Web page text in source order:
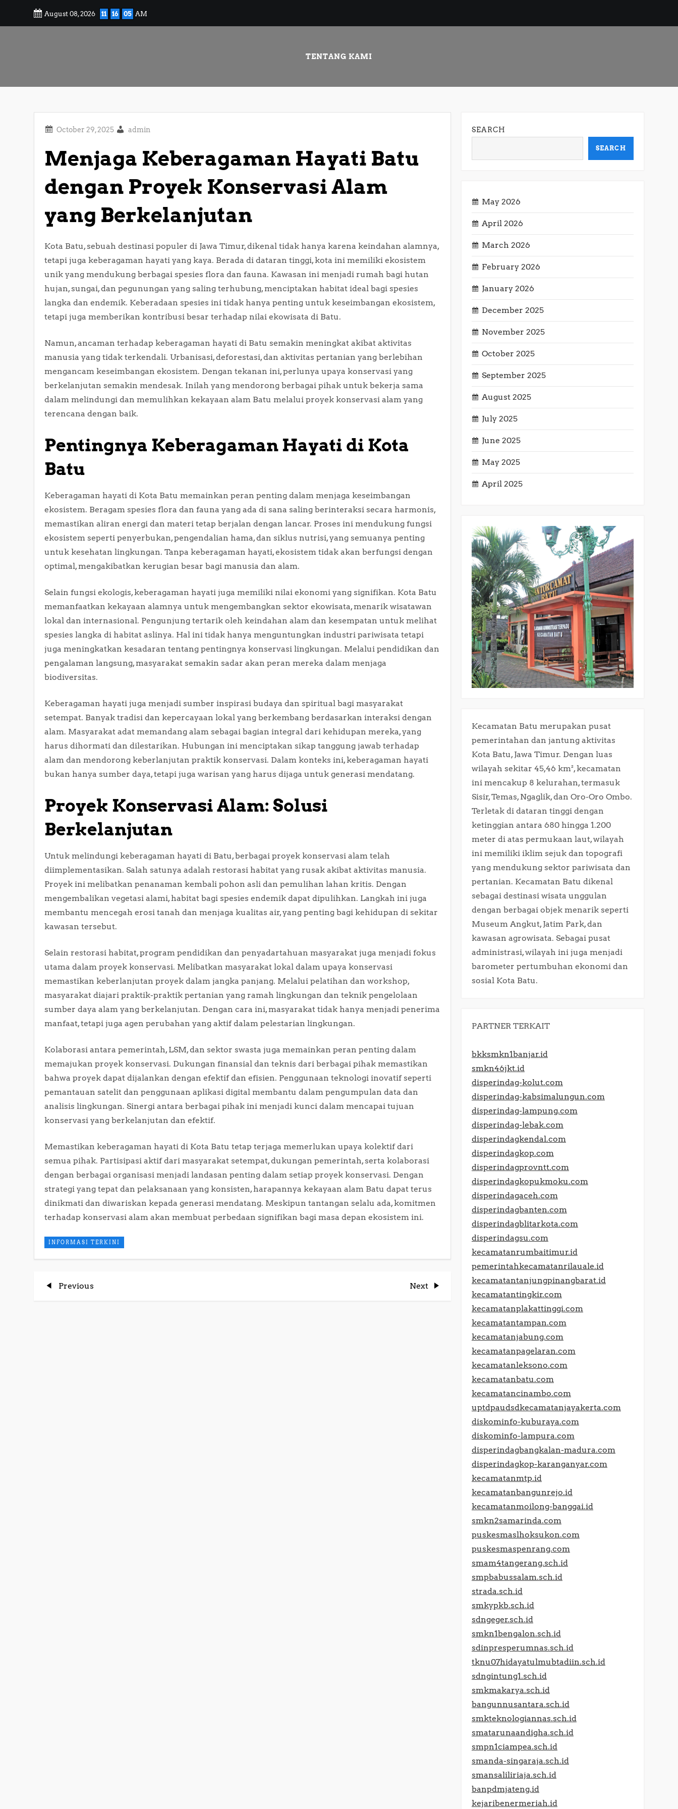
August 08, 2026 11 16 06 AM
TENTANG KAMI
admin
Menjaga Keberagaman Hayati Batu
dengan Proyek Konservasi Alam
yang Berkelanjutan
Kota Batu, sebuah destinasi populer di Jawa Timur, dikenal tidak hanya karena keindahan alamnya,
tetapi juga keberagaman hayati yang kaya. Berada di dataran tinggi, kota ini memiliki ekosistem
unik yang mendukung berbagai spesies flora dan fauna. Kawasan ini menjadi rumah bagi hutan
hujan, sungai, dan pegunungan yang saling terhubung, menciptakan habitat ideal bagi spesies
langka dan endemik. Keberadaan spesies ini tidak hanya penting untuk keseimbangan ekosistem,
tetapi juga memberikan kontribusi besar terhadap nilai ekowisata di Batu.
Namun, ancaman terhadap keberagaman hayati di Batu semakin meningkat akibat aktivitas
manusia yang tidak terkendali. Urbanisasi, deforestasi, dan aktivitas pertanian yang berlebihan
mengancam keseimbangan ekosistem. Dengan tekanan ini, perlunya upaya konservasi yang
berkelanjutan semakin mendesak. Inilah yang mendorong berbagai pihak untuk bekerja sama
dalam melindungi dan memulihkan kekayaan alam Batu melalui proyek konservasi alam yang
terencana dengan baik.
Pentingnya Keberagaman Hayati di Kota
Batu
Keberagaman hayati di Kota Batu memainkan peran penting dalam menjaga keseimbangan
ekosistem. Beragam spesies flora dan fauna yang ada di sana saling berinteraksi secara harmonis,
memastikan aliran energi dan materi tetap berjalan dengan lancar. Proses ini mendukung fungsi
ekosistem seperti penyerbukan, pengendalian hama, dan siklus nutrisi, yang semuanya penting
untuk kesehatan lingkungan. Tanpa keberagaman hayati, ekosistem tidak akan berfungsi dengan
optimal, mengakibatkan kerugian besar bagi manusia dan alam.
Selain fungsi ekologis, keberagaman hayati juga memiliki nilai ekonomi yang signifikan. Kota Batu
memanfaatkan kekayaan alamnya untuk mengembangkan sektor ekowisata, menarik wisatawan
lokal dan internasional. Pengunjung tertarik oleh keindahan alam dan kesempatan untuk melihat
spesies langka di habitat aslinya. Hal ini tidak hanya menguntungkan industri pariwisata tetapi
juga meningkatkan kesadaran tentang pentingnya konservasi lingkungan. Melalui pendidikan dan
pengalaman langsung, masyarakat semakin sadar akan peran mereka dalam menjaga
biodiversitas.
Keberagaman hayati juga menjadi sumber inspirasi budaya dan spiritual bagi masyarakat
setempat. Banyak tradisi dan kepercayaan lokal yang berkembang berdasarkan interaksi dengan
alam. Masyarakat adat memandang alam sebagai bagian integral dari kehidupan mereka, yang
harus dihormati dan dilestarikan. Hubungan ini menciptakan sikap tanggung jawab terhadap
alam dan mendorong keberlanjutan praktik konservasi. Dalam konteks ini, keberagaman hayati
bukan hanya sumber daya, tetapi juga warisan yang harus dijaga untuk generasi mendatang.
Proyek Konservasi Alam: Solusi
Berkelanjutan
Untuk melindungi keberagaman hayati di Batu, berbagai proyek konservasi alam telah
diimplementasikan. Salah satunya adalah restorasi habitat yang rusak akibat aktivitas manusia.
Proyek ini melibatkan penanaman kembali pohon asli dan pemulihan lahan kritis. Dengan
mengembalikan vegetasi alami, habitat bagi spesies endemik dapat dipulihkan. Langkah ini juga
membantu mencegah erosi tanah dan menjaga kualitas air, yang penting bagi kehidupan di sekitar
kawasan tersebut.
Selain restorasi habitat, program pendidikan dan penyadartahuan masyarakat juga menjadi fokus
utama dalam proyek konservasi. Melibatkan masyarakat lokal dalam upaya konservasi
memastikan keberlanjutan proyek dalam jangka panjang. Melalui pelatihan dan workshop,
masyarakat diajari praktik-praktik pertanian yang ramah lingkungan dan teknik pengelolaan
sumber daya alam yang berkelanjutan. Dengan cara ini, masyarakat tidak hanya menjadi penerima
manfaat, tetapi juga agen perubahan yang aktif dalam pelestarian lingkungan.
Kolaborasi antara pemerintah, LSM, dan sektor swasta juga memainkan peran penting dalam
memajukan proyek konservasi. Dukungan finansial dan teknis dari berbagai pihak memastikan
bahwa proyek dapat dijalankan dengan efektif dan efisien. Penggunaan teknologi inovatif seperti
pemantauan satelit dan penggunaan aplikasi digital membantu dalam pengumpulan data dan
analisis lingkungan. Sinergi antara berbagai pihak ini menjadi kunci dalam mencapai tujuan
konservasi yang berkelanjutan dan efektif.
Memastikan keberagaman hayati di Kota Batu tetap terjaga memerlukan upaya kolektif dari
semua pihak. Partisipasi aktif dari masyarakat setempat, dukungan pemerintah, serta kolaborasi
dengan berbagai organisasi menjadi landasan penting dalam setiap proyek konservasi. Dengan
strategi yang tepat dan pelaksanaan yang konsisten, harapannya kekayaan alam Batu dapat terus
dinikmati dan diwariskan kepada generasi mendatang. Meskipun tantangan selalu ada, komitmen
terhadap konservasi alam akan membuat perbedaan signifikan bagi masa depan ekosistem ini.
INFORMASI TERKINI
P
Previous
Previous
Next
Next
SEARCH
SEARCH
May 2026
April 2026
March 2026
February 2026
January 2026
December 2025
November 2025
October 2025
September 2025
August 2025
July 2025
June 2025
May 2025
April 2025
Kecamatan Batu merupakan pusat
pemerintahan dan jantung aktivitas
Kota Batu, Jawa Timur. Dengan luas
wilayah sekitar 45,46 km², kecamatan
ini mencakup 8 kelurahan, termasuk
Sisir, Temas, Ngaglik, dan Oro-Oro Ombo.
Terletak di dataran tinggi dengan
ketinggian antara 680 hingga 1.200
meter di atas permukaan laut, wilayah
ini memiliki iklim sejuk dan topografi
yang mendukung sektor pariwisata dan
pertanian. Kecamatan Batu dikenal
sebagai destinasi wisata unggulan
dengan berbagai objek menarik seperti
Museum Angkut, Jatim Park, dan
kawasan agrowisata. Sebagai pusat
administrasi, wilayah ini juga menjadi
barometer pertumbuhan ekonomi dan
sosial Kota Batu.​
PARTNER TERKAIT
bkksmkn1banjar.id
smkn46jkt.id
disperindag-kolut.com
disperindag-kabsimalungun.com
disperindag-lampung.com
disperindag-lebak.com
disperindagkendal.com
disperindagkop.com
disperindagprovntt.com
disperindagkopukmoku.com
disperindagaceh.com
disperindagbanten.com
disperindagblitarkota.com
disperindagsu.com
kecamatanrumbaitimur.id
pemerintahkecamatanrilauale.id
kecamatantanjungpinangbarat.id
kecamatantingkir.com
kecamatanplakattinggi.com
kecamatantampan.com
kecamatanjabung.com
kecamatanpagelaran.com
kecamatanleksono.com
kecamatanbatu.com
kecamatancinambo.com
uptdpaudsdkecamatanjayakerta.com
diskominfo-kuburaya.com
diskominfo-lampura.com
disperindagbangkalan-madura.com
disperindagkop-karanganyar.com
kecamatanmtp.id
kecamatanbangunrejo.id
kecamatanmoilong-banggai.id
smkn2samarinda.com
puskesmaslhoksukon.com
puskesmaspenrang.com
smam4tangerang.sch.id
smpbabussalam.sch.id
strada.sch.id
smkypkb.sch.id
sdngeger.sch.id
smkn1bengalon.sch.id
sdinpresperumnas.sch.id
tknu07hidayatulmubtadiin.sch.id
sdngintung1.sch.id
smkmakarya.sch.id
bangunnusantara.sch.id
smkteknologiannas.sch.id
smatarunaandigha.sch.id
smpn1ciampea.sch.id
smanda-singaraja.sch.id
smansaliliriaja.sch.id
banpdmjateng.id
kejaribenermeriah.id